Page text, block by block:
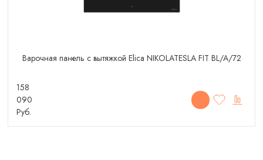
Варочная панель с вытяжкой Elica NIKOLATESLA FIT BL/A/72
158
090
Руб.